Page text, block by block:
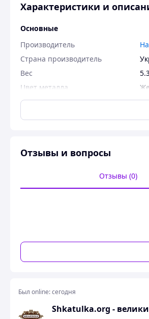
Характеристики и
Основные
Производитель
Страна производитель
Вес
Цвет металла
Покрытие
Проба
Ширина
Пользовательские
Кольца обручальные
Отзывы и вопросы
Отзывы (0)
Был online:сегодня
Shkatulka.org -